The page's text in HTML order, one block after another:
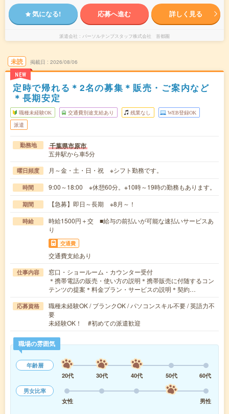
気になる! 応募へ進む 詳しく見る
派遣会社 パーソルテンプスタッフ株式会社 首都圏
未読
NEW
掲載日 2026/08/06
定時で帰れる＊2名の募集＊販売・ご案内など
＊長期安定
職種未経験OK 交通費別途支給あり 残業なし WEB登録OK
派遣
勤務地 千葉県市原市
五井駅から車5分
曜日頻度 月～金・土・日・祝 ※シフト勤務です。
時間 9:00～18:00 ※休憩60分。※10時～19時の勤務もあります。
期間 【急募】即日～長期 ※8月～！
時給
時給1500円＋交 ■給与の前払いが可能な速払いサービスあ
り
交通費
交通費支給あり
仕事内容
窓口・ショールーム・カウンター受付
＊携帯電話の販売・使い方の説明＊携帯販売に付随するコン
テンツの提案＊料金プラン・サービスの説明＊契約…
応募資格
職種未経験OK / ブランクOK / パソコンスキル不要 / 英語力不
要
未経験OK！ #初めての派遣歓迎
職場の雰囲気
年齢層
20代
30代 40代 50代
60代
男女比率
女性
男性